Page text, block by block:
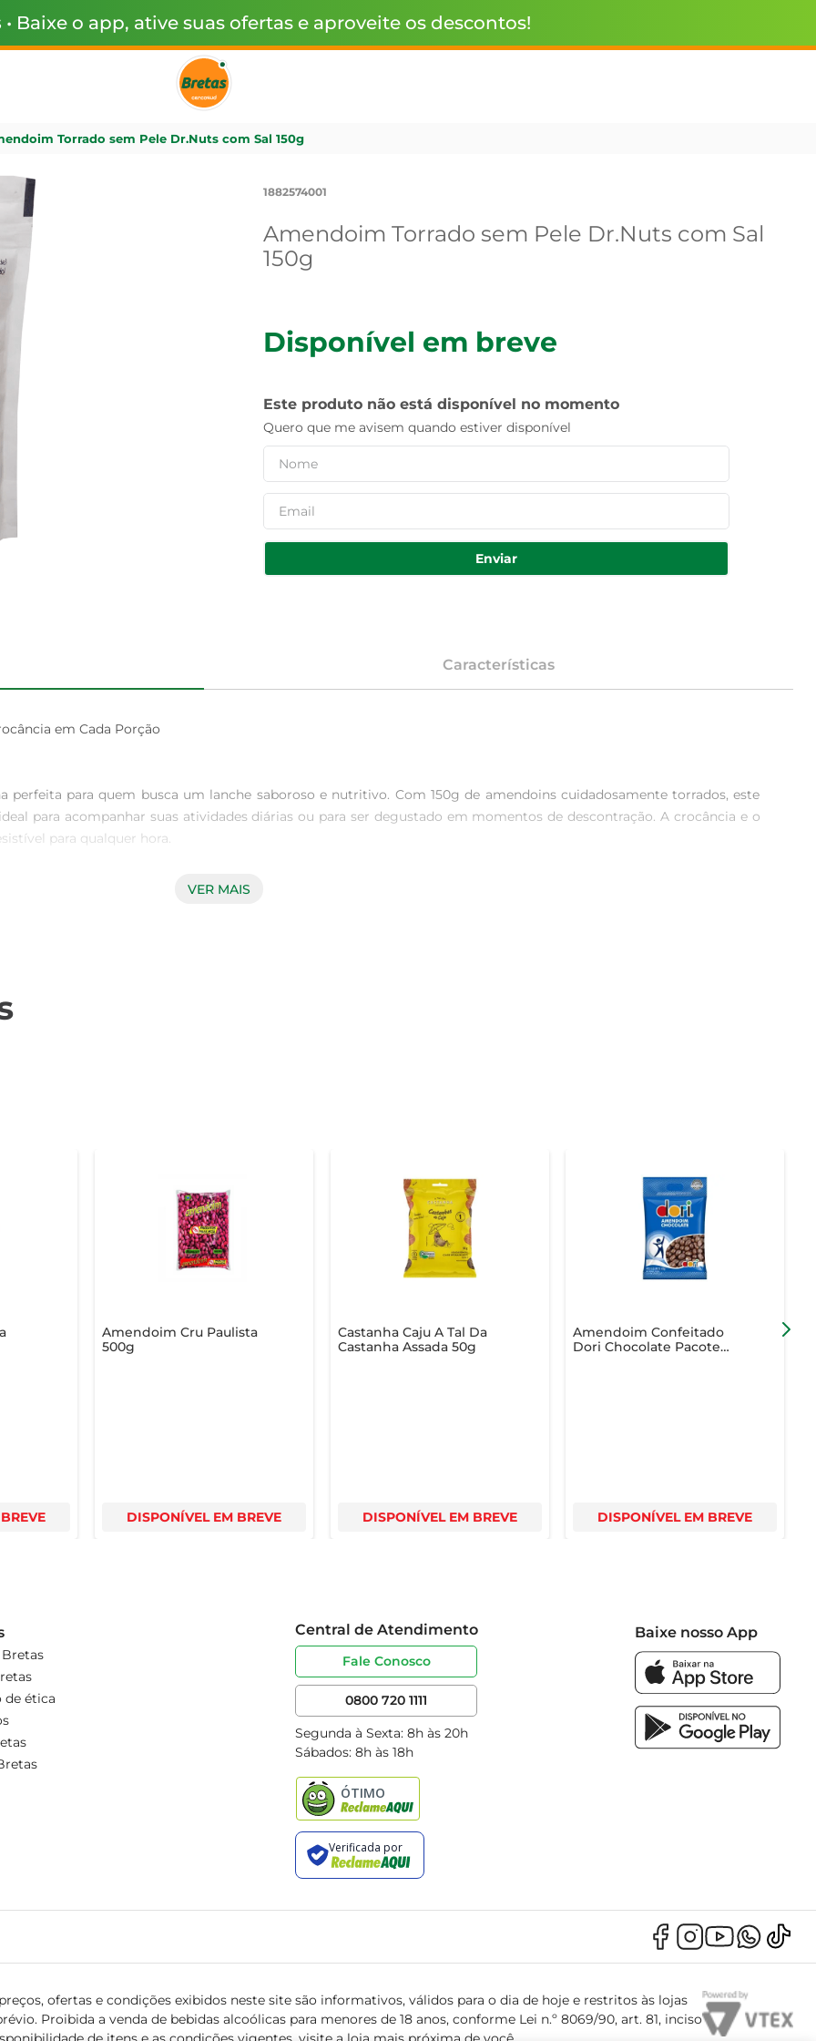
• Baixe o app, ative suas ofertas e aproveite os descontos!
Torrado sem Pele Dr.Nuts com Sal 150g
1882574001
Amendoim Torrado sem Pele Dr.Nuts com Sal
150g
Disponível em breve
Este produto não está disponível no momento
Quero que me avisem quando estiver disponível
Enviar
Características
em Cada Porção
perfeita para quem busca um lanche saboroso e nutritivo. Com 150g de amendoins cuidadosamente torrados, este
para acompanhar suas atividades diárias ou para ser degustado em momentos de descontração. A crocância e o
para qualquer hora.
e combinações. Pode ser utilizado em saladas, granolas, ou até mesmo como ingrediente em sobremesas.
como um lanche simples pode ser delicioso e nutritivo. Seja para um momento de pausa durante o trabalho
é a escolha ideal para quem valoriza qualidade e sabor em cada porção.
VER MAIS
Amendoim Cru Paulista
500g
DISPONÍVEL EM BREVE
Castanha Caju A Tal Da
Castanha Assada 50g
DISPONÍVEL EM BREVE
Amendoim Confeitado
Dori Chocolate Pacote
DISPONÍVEL EM BREVE
de ética
Central de Atendimento
Fale Conosco
0800 720 1111
Segunda à Sexta: 8h às 20h
Sábados: 8h às 18h
Baixe nosso App
ofertas e condições exibidos neste site são informativos, válidos para o dia de hoje e restritos às lojas
Proibida a venda de bebidas alcoólicas para menores de 18 anos, conforme Lei n.º 8069/90, art. 81, inciso